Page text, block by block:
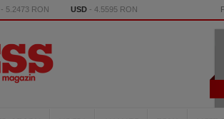
- 5.2473 RON USD - 4.5595 RON